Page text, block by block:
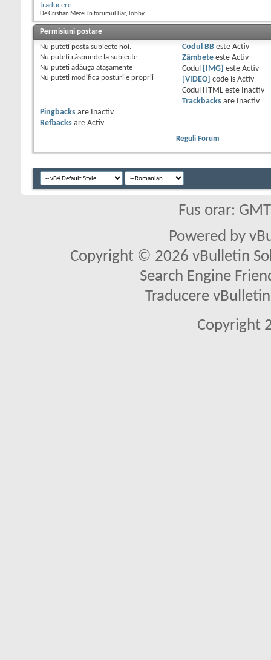
traducere
De Cristian Mezei în forumul Bar, lobby...
Permisiuni postare
Nu puteţi posta subiecte noi.
Nu puteţi răspunde la subiecte
Nu puteţi adăuga ataşamente
Nu puteţi modifica posturile proprii
Codul BBeste Activ
Zâmbeteeste Activ
Codul
[IMG] este Activ
[VIDEO] code is Activ
Codul HTML este
Inactiv
Trackbacksare
Inactiv
Pingbacks are
Inactiv
Refbacks are Activ
Reguli Forum
Fus orar:
Powered by
Copyright © 2026 vBulletin
Search Engine
Traducere
Copyright